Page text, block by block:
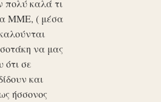
πολύ καλά τι
ΜΜΕ, ( μέσα
να μας
σε
και
ήσσονος